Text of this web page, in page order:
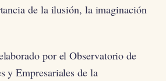
de la ilusión, la imaginación
por el Observatorio de
y Empresariales de la